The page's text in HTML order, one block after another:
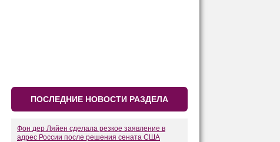
ПОСЛЕДНИЕ НОВОСТИ РАЗДЕЛА
Фон дер Ляйен сделала резкое заявление в
адрес России после решения сената США